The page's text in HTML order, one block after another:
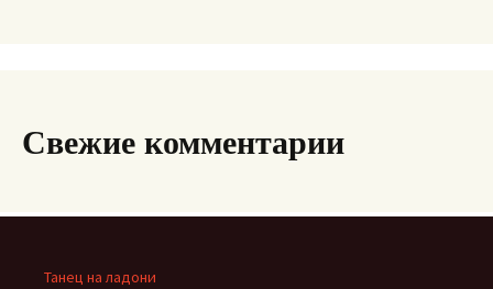
Свежие комментарии
Танец на ладони